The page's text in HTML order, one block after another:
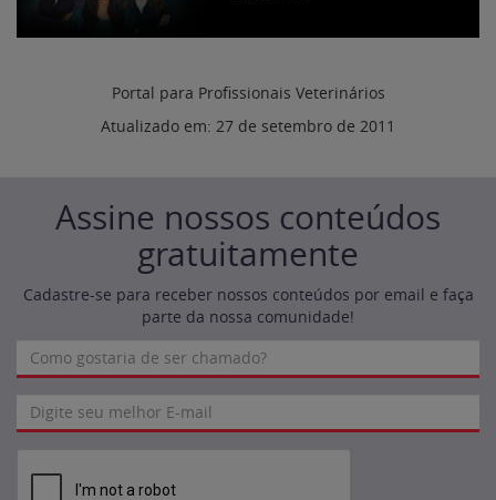
Portal para Profissionais Veterinários
Atualizado em: 27 de setembro de 2011
Assine nossos conteúdos
gratuitamente
Cadastre-se para receber nossos conteúdos por email e faça
parte da nossa comunidade!